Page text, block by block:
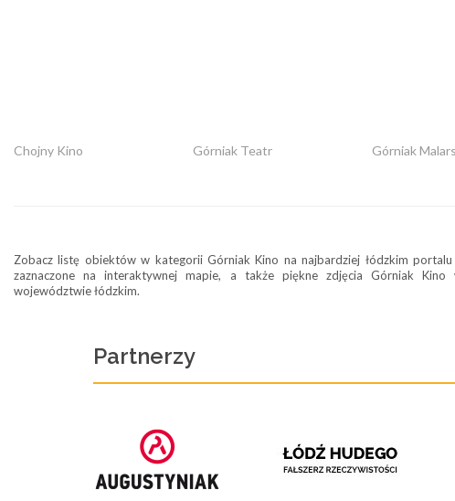
Chojny Kino Górniak Teatr Górniak
Zobacz listę obiektów w kategorii Górniak Kino na najbardziej łódzkim
zaznaczone na interaktywnej mapie, a także piękne zdjęcia Górniak
województwie łódzkim.
Partnerzy